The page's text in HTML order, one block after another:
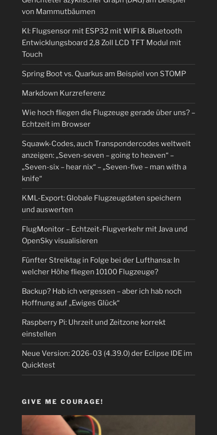
von Mammutbäumen
KI: Flugsensor mit ESP32 mit WIFI & Bluetooth
Entwicklungsboard 2,8 Zoll LCD TFT Modul mit
Touch
Spring Boot vs. Quarkus am Beispiel von STOMP
Markdown Kurzreferenz
Wie hoch fliegen die Flugzeuge gerade über uns? –
Echtzeit im Browser
Squawk-Codes, auch Transpondercodes weltweit
anzeigen: „Seven-seven – going to heaven“ –
„Seven-six – hear nix“ – „Seven-five – man with a
knife“
KML-Export: Globale Flugzeugdaten speichern
und auswerten
FlugMonitor – Echtzeit-Flugverkehr mit Java und
OpenSky visualisieren
Fünfter Streiktag in Folge bei der Lufthansa: In
welcher Höhe fliegen 10100 Flugzeuge?
Backup? Hab ich vergessen – aber ich hab noch
Hoffnung auf „Ewiges Glück“
Raspberry Pi: Uhrzeit und Zeitzone korrekt
einstellen
Neue Version: 2026-03 (4.39.0) der Eclipse IDE im
Quicktest
GIVE ME COURAGE!